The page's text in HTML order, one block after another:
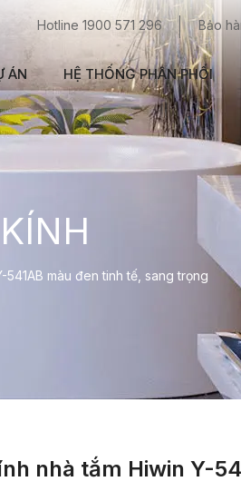
Hotline 1900 571 296 Bảo
ÁN HỆ THỐNG PHÂN PHỐI
541AB màu đen tinh tế, sang trọng
nhà tắm Hiwin Y-